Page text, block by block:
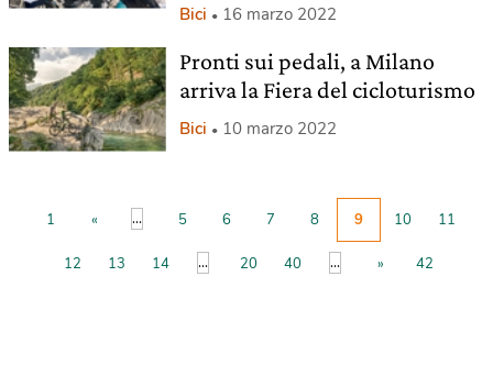
Bici 16 marzo 2022
Pronti sui pedali, a Milano
arriva la Fiera del cicloturismo
Bici 10 marzo 2022
1 « ... 5 6 7 8 9 10 11
12 13 14 ... 20 40 ... » 42